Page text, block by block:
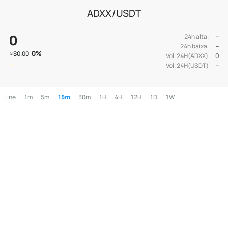
ADXX/USDT
0
≈$0.00 0%
24h alta.
--
24h baixa.
--
Vol. 24H(ADXX)
0
Vol. 24H(USDT)
--
Line 1m 5m 15m 30m 1H 4H 12H 1D 1W